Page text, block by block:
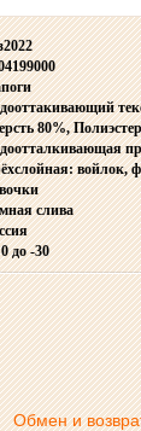
80%,
войлок,
слива
до -30
Обмен и